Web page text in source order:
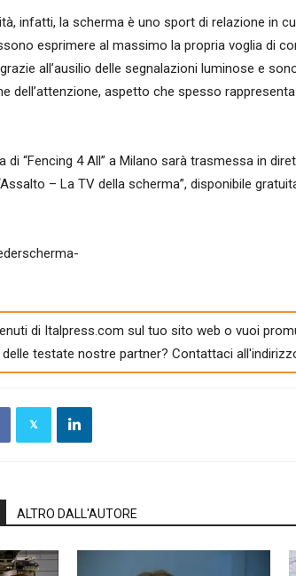
infatti, la scherma è uno sport di relazione in
esprimere al massimo la propria voglia di
all’ausilio delle segnalazioni luminose e
dell’attenzione, aspetto che spesso
di “Fencing 4 All” a Milano sarà trasmessa in
– La TV della scherma”, disponibile
di Italpress.com sul tuo sito web o vuoi
testate nostre partner? Contattaci
ALTRO DALL'AUTORE